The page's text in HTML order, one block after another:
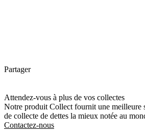
Partager
Attendez-vous à plus de vos collectes
Notre produit Collect fournit une meilleure
de collecte de dettes la mieux notée au
Contactez-nous